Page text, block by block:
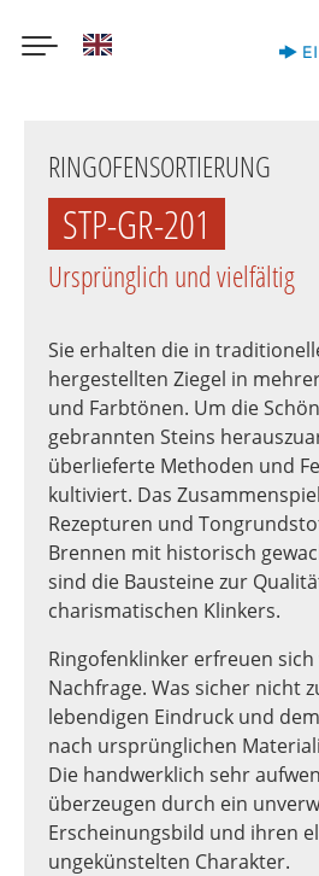
RINGOFENSORTIERUNG
STP-GR-201
Ursprünglich und vielfältig
Sie erhalten die in
hergestellten Ziegel in
und Farbtönen. Um die
gebrannten Steins
überlieferte Methoden und
kultiviert. Das
Rezepturen und
Brennen mit historisch
sind die Bausteine zur
charismatischen Klinkers.
Ringofenklinker erfreuen
Nachfrage. Was sicher nicht
lebendigen Eindruck und
nach ursprünglichen
Die handwerklich sehr
überzeugen durch ein
Erscheinungsbild und ihren
ungekünstelten Charakter.